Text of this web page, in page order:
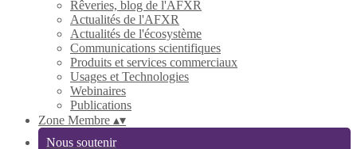
Rêveries, blog de l'AFXR
Actualités de l'AFXR
Actualités de l'écosystème
Communications scientifiques
Produits et services commerciaux
Usages et Technologies
Webinaires
Publications
Zone Membre ▴▾
Nous soutenir